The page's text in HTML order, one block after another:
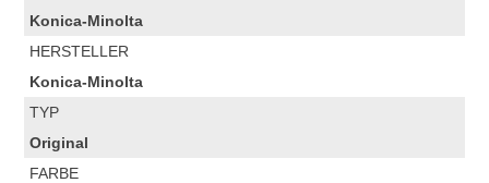
Konica-Minolta
HERSTELLER
Konica-Minolta
TYP
Original
FARBE